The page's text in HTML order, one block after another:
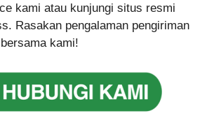
kami atau kunjungi situs resmi
Rasakan pengalaman pengiriman
kami!